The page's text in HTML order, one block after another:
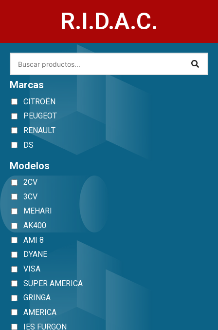
R.I.D.A.C.
Marcas
CITROËN
PEUGEOT
RENAULT
DS
Modelos
2CV
3CV
MEHARI
AK400
AMI 8
DYANE
VISA
SUPER AMERICA
GRINGA
AMERICA
IES FURGON